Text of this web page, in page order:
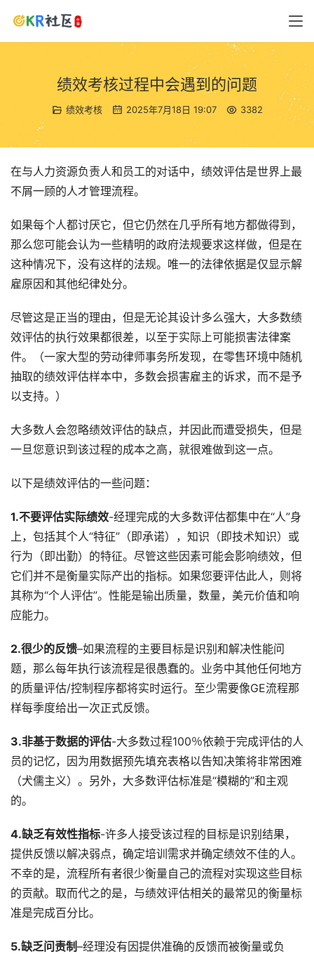
绩效考核过程中会遇到的问题
绩效考核 2025年7月18日 19:07 3382
在与人力资源负责人和员工的对话中，绩效评估是世界上最
不屑一顾的人才管理流程。
如果每个人都讨厌它，但它仍然在几乎所有地方都做得到，
那么您可能会认为一些精明的政府法规要求这样做，但是在
这种情况下，没有这样的法规。唯一的法律依据是仅显示解
雇原因和其他纪律处分。
尽管这是正当的理由，但是无论其设计多么强大，大多数绩
效评估的执行效果都很差，以至于实际上可能损害法律案
件。（一家大型的劳动律师事务所发现，在零售环境中随机
抽取的绩效评估样本中，多数会损害雇主的诉求，而不是予
以支持。）
大多数人会忽略绩效评估的缺点，并因此而遭受损失，但是
一旦您意识到该过程的成本之高，就很难做到这一点。
以下是绩效评估的一些问题：
1.不要评估实际绩效-经理完成的大多数评估都集中在“人”身
上，包括其个人“特征”（即承诺），知识（即技术知识）或
行为（即出勤）的特征。尽管这些因素可能会影响绩效，但
它们并不是衡量实际产出的指标。如果您要评估此人，则将
其称为“个人评估”。性能是输出质量，数量，美元价值和响
应能力。
2.很少的反馈–如果流程的主要目标是识别和解决性能问
题，那么每年执行该流程是很愚蠢的。业务中其他任何地方
的质量评估/控制程序都将实时运行。至少需要像GE流程那
样每季度给出一次正式反馈。
3.非基于数据的评估-大多数过程100％依赖于完成评估的人
员的记忆，因为用数据预先填充表格以告知决策将非常困难
（犬儒主义）。另外，大多数评估标准是“模糊的”和主观
的。
4.缺乏有效性指标-许多人接受该过程的目标是识别结果，
提供反馈以解决弱点，确定培训需求并确定绩效不佳的人。
不幸的是，流程所有者很少衡量自己的流程对实现这些目标
的贡献。取而代之的是，与绩效评估相关的最常见的衡量标
准是完成百分比。
5.缺乏问责制–经理没有因提供准确的反馈而被衡量或负